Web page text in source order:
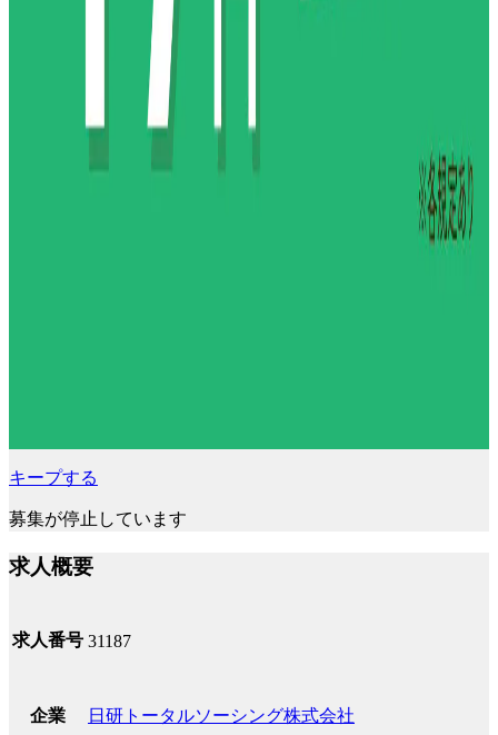
キープする
募集が停止しています
求人概要
求人番号 31187
企業 日研トータルソーシング株式会社